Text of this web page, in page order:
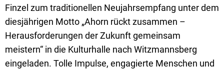
Finzel zum traditionellen Neujahrsempfang unter dem
diesjährigen Motto „Ahorn rückt zusammen –
Herausforderungen der Zukunft gemeinsam
meistern“ in die Kulturhalle nach Witzmannsberg
eingeladen. Tolle Impulse, engagierte Menschen und